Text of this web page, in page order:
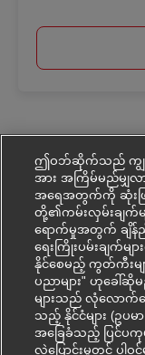
ဤဝဘ်ဆိုက်သည် ကျွန်ု
အား အကြိမ်မည်မျှ
အရေအတွက်ကို ဆုံးဖ
တို့၏ကမ်းလှမ်းချက်မ
ရောက်မှုအတွက် ချိန်
ရေးကြိုးပမ်းချက်မ
နိုင်စေမည့် ကွတ်ကီးမျ
ပညာများ" ဟုခေ
များသည် လုံလော
သည့် နိုင်ငံများ (ဥပ
အခြေခံသည့် ပြင်ပကု
လွှဲပြောင်းမှုတွင် ပါ